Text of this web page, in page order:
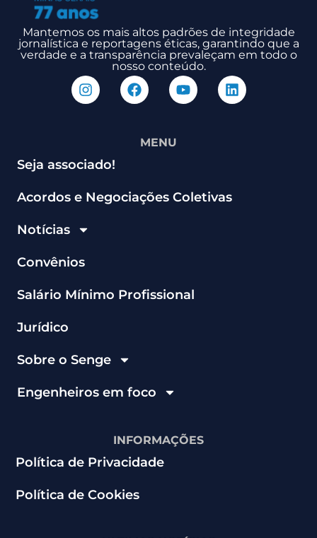
Mantemos os mais altos padrões de integridade
jornalística e reportagens éticas, garantindo que a
verdade e a transparência prevaleçam em todo o
nosso conteúdo.
MENU
Seja associado!
Acordos e Negociações Coletivas
Notícias
Convênios
Salário Mínimo Profissional
Jurídico
Sobre o Senge
Engenheiros em foco
INFORMAÇÕES
Política de Privacidade
Política de Cookies